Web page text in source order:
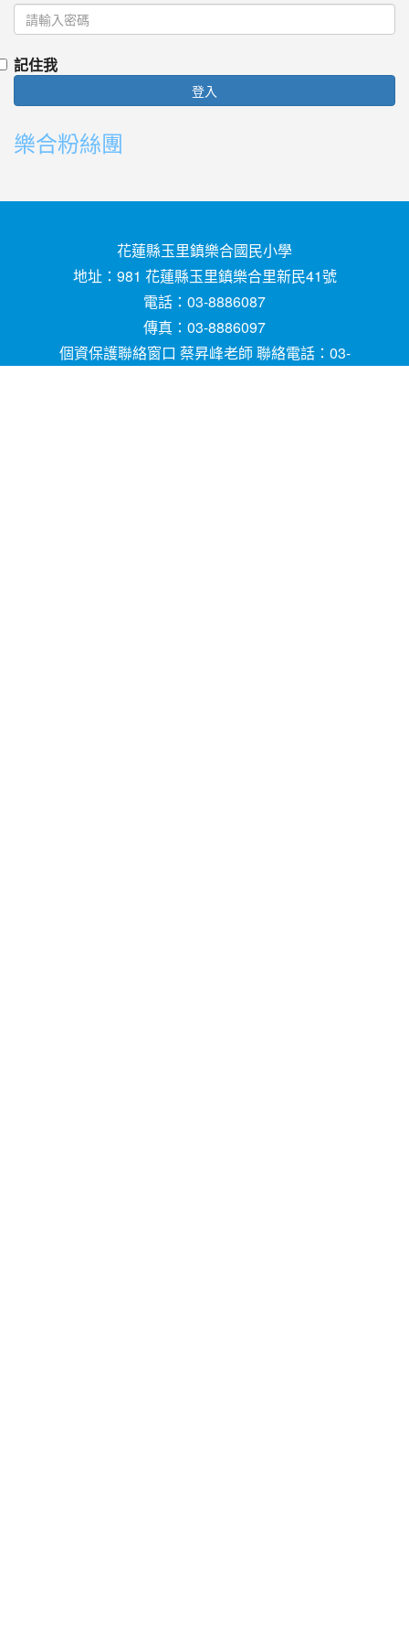
記住我
登入
樂合粉絲團
花蓮縣玉里鎮樂合國民小學
地址：981 花蓮縣玉里鎮樂合里新民41號
電話：03-8886087
傳真：03-8886097
個資保護聯絡窗口 蔡昇峰老師 聯絡電話：03-